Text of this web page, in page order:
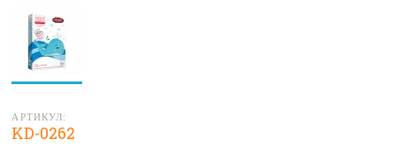
АРТИКУЛ:
KD-0262